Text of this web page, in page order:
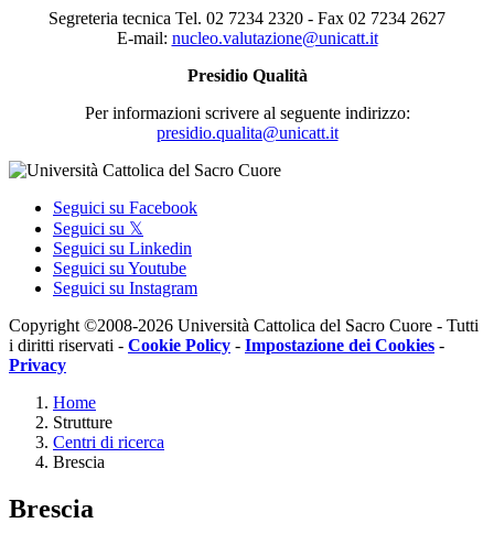
Segreteria tecnica Tel. 02 7234 2320 - Fax 02 7234 2627
E-mail: nucleo.valutazione@unicatt.it
Presidio Qualità
Per informazioni scrivere al seguente indirizzo:
presidio.qualita@unicatt.it
Seguici su Facebook
Seguici su 𝕏
Seguici su Linkedin
Seguici su Youtube
Seguici su Instagram
Copyright ©2008-2026 Università Cattolica del Sacro Cuore - Tutti
i diritti riservati - Cookie Policy - Impostazione dei Cookies -
Privacy
Home
Strutture
Centri di ricerca
Brescia
Brescia